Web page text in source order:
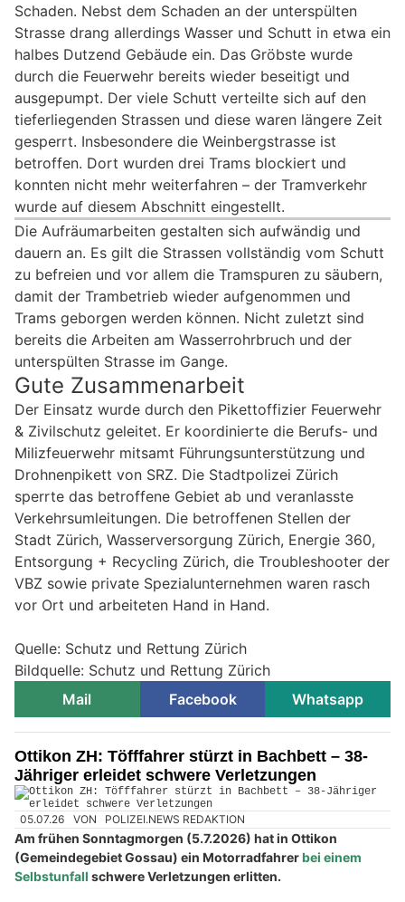
Schaden. Nebst dem Schaden an der unterspülten
Strasse drang allerdings Wasser und Schutt in etwa ein
halbes Dutzend Gebäude ein. Das Gröbste wurde
durch die Feuerwehr bereits wieder beseitigt und
ausgepumpt. Der viele Schutt verteilte sich auf den
tieferliegenden Strassen und diese waren längere Zeit
gesperrt. Insbesondere die Weinbergstrasse ist
betroffen. Dort wurden drei Trams blockiert und
konnten nicht mehr weiterfahren – der Tramverkehr
wurde auf diesem Abschnitt eingestellt.
Die Aufräumarbeiten gestalten sich aufwändig und
dauern an. Es gilt die Strassen vollständig vom Schutt
zu befreien und vor allem die Tramspuren zu säubern,
damit der Trambetrieb wieder aufgenommen und
Trams geborgen werden können. Nicht zuletzt sind
bereits die Arbeiten am Wasserrohrbruch und der
unterspülten Strasse im Gange.
Gute Zusammenarbeit
Der Einsatz wurde durch den Pikettoffizier Feuerwehr
& Zivilschutz geleitet. Er koordinierte die Berufs- und
Milizfeuerwehr mitsamt Führungsunterstützung und
Drohnenpikett von SRZ. Die Stadtpolizei Zürich
sperrte das betroffene Gebiet ab und veranlasste
Verkehrsumleitungen. Die betroffenen Stellen der
Stadt Zürich, Wasserversorgung Zürich, Energie 360,
Entsorgung + Recycling Zürich, die Troubleshooter der
VBZ sowie private Spezialunternehmen waren rasch
vor Ort und arbeiteten Hand in Hand.
Quelle: Schutz und Rettung Zürich
Bildquelle: Schutz und Rettung Zürich
Mail
Facebook Whatsapp
Ottikon ZH: Töfffahrer stürzt in Bachbett – 38-
Jähriger erleidet schwere Verletzungen
05.07.26 VON POLIZEI.NEWS REDAKTION
Am frühen Sonntagmorgen (5.7.2026) hat in Ottikon
(Gemeindegebiet Gossau) ein Motorradfahrerbei einem
Selbstunfall schwere Verletzungen erlitten.